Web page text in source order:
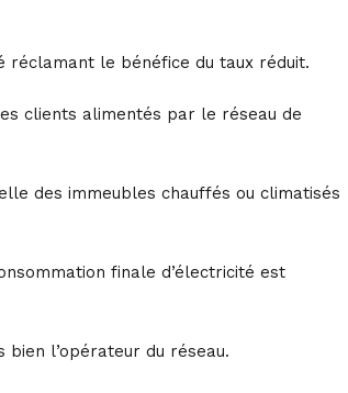
réclamant le bénéfice du taux réduit.
clients alimentés par le réseau de
des immeubles chauffés ou climatisés
finale d’électricité est
bien l’opérateur du réseau.